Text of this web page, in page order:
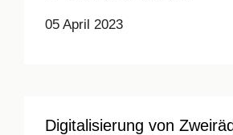
05 April 2023
Digitalisierung von